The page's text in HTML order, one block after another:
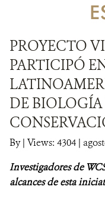
PROYECTO
PARTICIPÓ
DE
By| Views: 4304 |
Investigadores de
alcances de esta